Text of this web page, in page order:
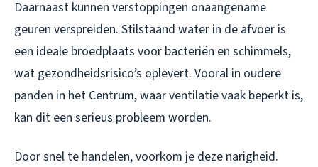
Daarnaast kunnen verstoppingen onaangename
geuren verspreiden. Stilstaand water in de afvoer is
een ideale broedplaats voor bacteriën en schimmels,
wat gezondheidsrisico’s oplevert. Vooral in oudere
panden in het Centrum, waar ventilatie vaak beperkt is,
kan dit een serieus probleem worden.
Door snel te handelen, voorkom je deze narigheid.